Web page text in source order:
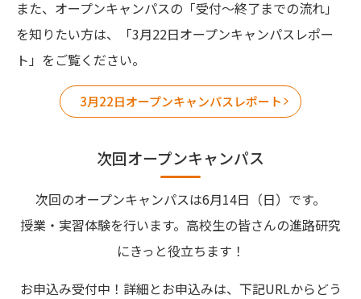
また、オープンキャンパスの「受付〜終了までの流れ」
を知りたい方は、「3月22日オープンキャンパスレポー
ト」をご覧ください。
3月22日オープンキャンパスレポート
次回オープンキャンパス
次回のオープンキャンパスは6月14日（日）です。
授業・実習体験を行います。高校生の皆さんの進路研究
にきっと役立ちます！
お申込み受付中！詳細とお申込みは、下記URLからどう